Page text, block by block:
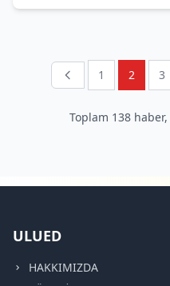
1 2 3
Toplam 138haber,
ULUED
HAKKIMIZDA